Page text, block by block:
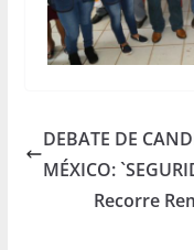
DEBATE DE
MÉXICO:
Recorre